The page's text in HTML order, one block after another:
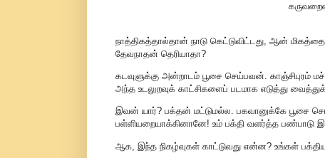
நாத்திகத்தால்தான் நாடு கெட்டுவிட்டது, ஆன்
தேவநாதன் தெரியாதா?
கடவுளுக்கு அன்றாடம் பூசை செய்பவன்.
அந்த உடலுறவுக் காட்சிகளைப் படமாக எடுத்து
இவன் யார்? பக்தன் மட்டுமல்ல. பகவானுக்கே பூசை
பள்ளியறையாக்கினானே! உம் பக்தி வளர்த்த பண்பாடு
ஆக, இந்த நிகழ்வுகள் காட்டுவது என்ன? உங்கள்